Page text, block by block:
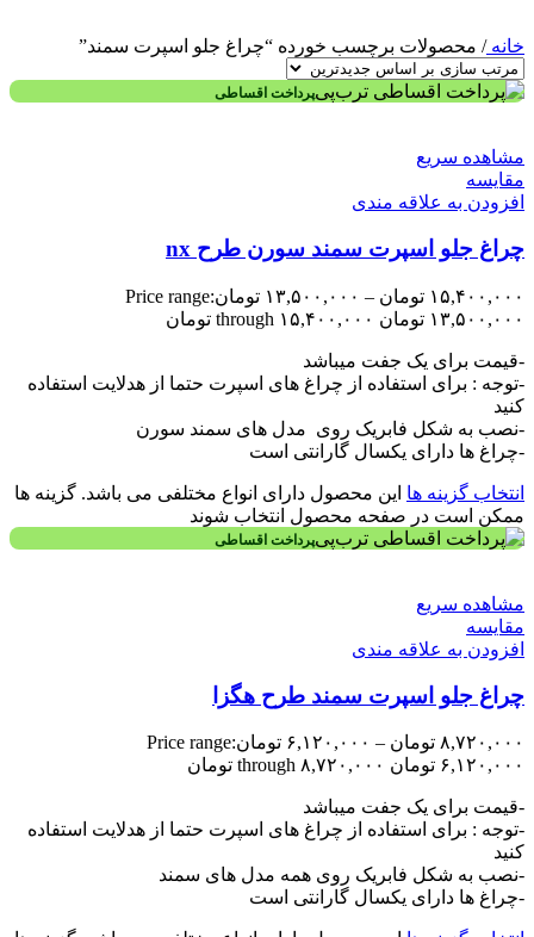
خانه/ محصولات برچسب خورده “چراغ جلو اسپرت سمند”
پرداخت اقساطی
مشاهده سریع
مقایسه
افزودن به علاقه مندی
چراغ جلو اسپرت سمند سورن طرح nx
۱۵,۴۰۰,۰۰۰ تومان – ۱۳,۵۰۰,۰۰۰ تومانPrice range:
۱۳,۵۰۰,۰۰۰ تومان through ۱۵,۴۰۰,۰۰۰ تومان
-قیمت برای یک جفت میباشد
-توجه : برای استفاده از چراغ های اسپرت حتما از هدلایت استفاده
کنید
-نصب به شکل فابریک روی مدل های سمند سورن
-چراغ ها دارای یکسال گارانتی است
انتخاب گزینه ها این محصول دارای انواع مختلفی می باشد. گزینه ها
ممکن است در صفحه محصول انتخاب شوند
پرداخت اقساطی
مشاهده سریع
مقایسه
افزودن به علاقه مندی
چراغ جلو اسپرت سمند طرح هگزا
۸,۷۲۰,۰۰۰ تومان – ۶,۱۲۰,۰۰۰ تومانPrice range:
۶,۱۲۰,۰۰۰ تومان through ۸,۷۲۰,۰۰۰ تومان
-قیمت برای یک جفت میباشد
-توجه : برای استفاده از چراغ های اسپرت حتما از هدلایت استفاده
کنید
-نصب به شکل فابریک روی همه مدل های سمند
-چراغ ها دارای یکسال گارانتی است